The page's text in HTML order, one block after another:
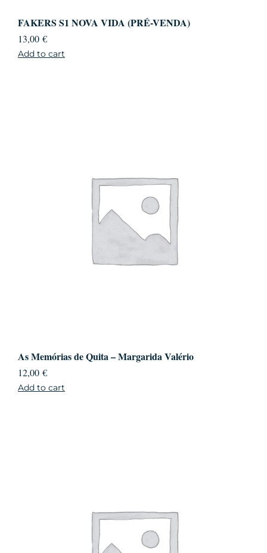
FAKERS S1 NOVA VIDA (PRÉ-VENDA)
13,00 €
Add to cart
As Memórias de Quita – Margarida Valério
12,00 €
Add to cart